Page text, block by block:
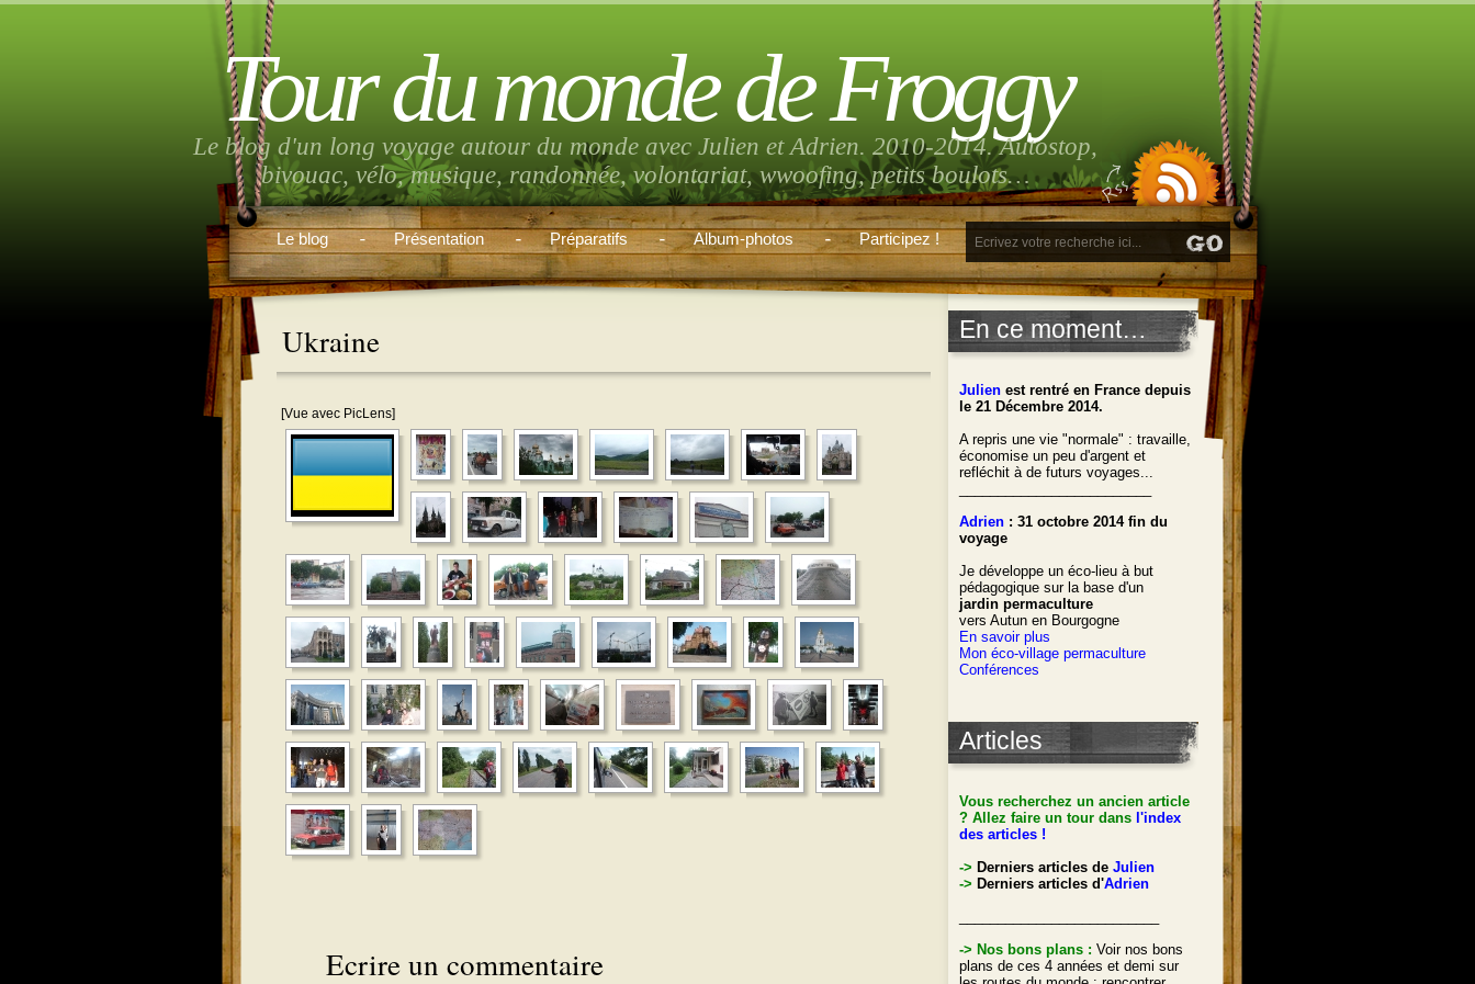
Tour du monde de Froggy
Le blog d'un long voyage autour du monde avec Julien et Adrien. 2010-2014. Autostop,
bivouac, vélo, musique, randonnée, volontariat, wwoofing, petits boulots…
Le blog Présentation Préparatifs Album-photos Participez !
Ukraine
[Vue avec PicLens]
Ecrire un commentaire
En ce moment…
Julien est rentré en France depuis
le 21 Décembre 2014.
A repris une vie "normale" : travaille,
économise un peu d'argent et
refléchit à de futurs voyages...
Adrien : 31 octobre 2014 fin du
voyage
Je développe un éco-lieu à but
pédagogique sur la base d'un
jardin permaculture
vers Autun en Bourgogne
En savoir plus
Mon éco-village permaculture
Conférences
Articles
Vous recherchez un ancien article
? Allez faire un tour dans l'index
des articles !
-> Derniers articles de Julien
-> Derniers articles d'Adrien
-> Nos bons plans : Voir nos bons
plans de ces 4 années et demi sur